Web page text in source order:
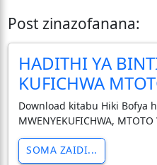
Post zinazofanana:
HADITHI YA
KUFICHWA
Download kitabu Hiki Bofya
MWENYEKUFICHWA, MTOTO
SOMA ZAIDI...